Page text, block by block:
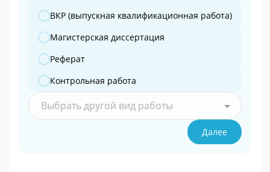
ВКР (выпускная квалификационная работа)
Магистерская диссертация
Реферат
Контрольная работа
Выбрать другой вид работы
Далее